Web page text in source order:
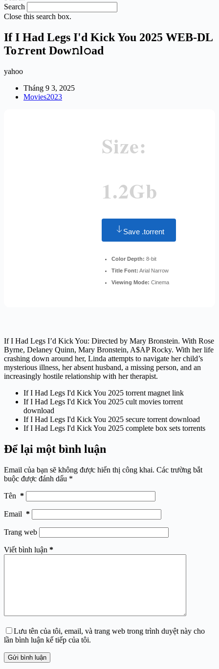
Search
Close this search box.
If I Had Legs I'd Kick You 2025 WEB-DL
To𝚛rent Dow𝚗l𝚘ad
yahoo
Tháng 9 3, 2025
Movies2023
Size:
1.2Gb
Save .torrent
Color Depth: 8-bit
Title Font: Arial Narrow
Viewing Mode: Cinema
If I Had Legs I’d Kick You: Directed by Mary Bronstein. With Rose
Byrne, Delaney Quinn, Mary Bronstein, A$AP Rocky. With her life
crashing down around her, Linda attempts to navigate her child’s
mysterious illness, her absent husband, a missing person, and an
increasingly hostile relationship with her therapist.
If I Had Legs I'd Kick You 2025 torrent magnet link
If I Had Legs I'd Kick You 2025 cult movies torrent
download
If I Had Legs I'd Kick You 2025 secure torrent download
If I Had Legs I'd Kick You 2025 complete box sets torrents
Để lại một bình luận
Email của bạn sẽ không được hiển thị công khai. Các trường bắt
buộc được đánh dấu *
Tên *
Email *
Trang web
Viết bình luận *
Lưu tên của tôi, email, và trang web trong trình duyệt này cho
lần bình luận kế tiếp của tôi.
Gửi bình luận